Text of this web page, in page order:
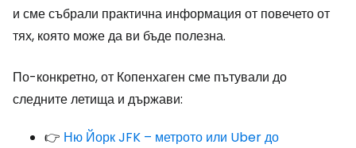
и сме събрали практична информация от повечето от
тях, която може да ви бъде полезна.
По-конкретно, от Копенхаген сме пътували до
следните летища и държави:
👉 Ню Йорк JFK – метрото или Uber до